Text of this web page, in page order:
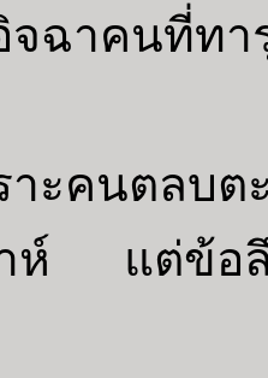
จฉาคนที่ทา
ะคนตลบตะ
าห์ แต่ข้อ